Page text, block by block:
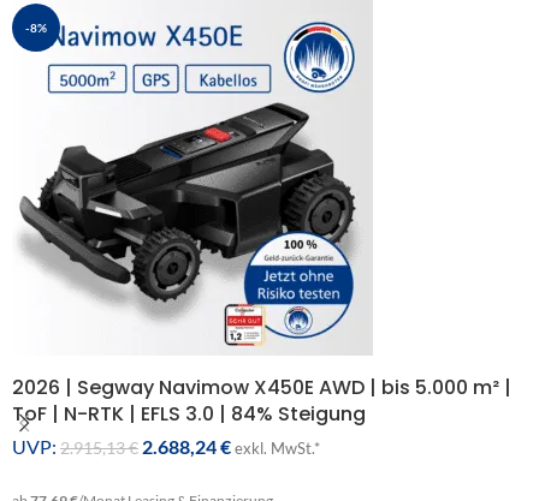
-8%
2026 | Segway Navimow X450E AWD | bis 5.000 m² |
ToF | N-RTK | EFLS 3.0 | 84% Steigung
UVP: 2.915,13€ 2.688,24€exkl. MwSt.*